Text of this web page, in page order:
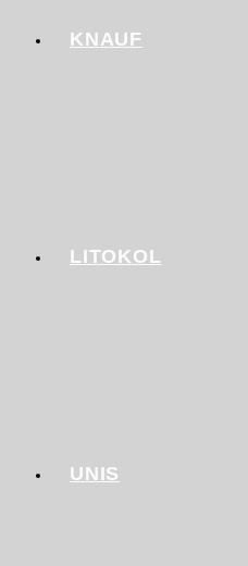
KNAUF
LITOKOL
UNIS